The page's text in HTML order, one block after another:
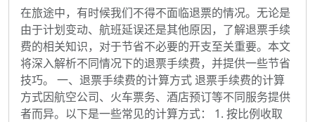
在旅途中，有时候我们不得不面临退票的情况。无论是
由于计划变动、航班延误还是其他原因，了解退票手续
费的相关知识，对于节省不必要的开支至关重要。本文
将深入解析不同情况下的退票手续费，并提供一些节省
技巧。 一、退票手续费的计算方式 退票手续费的计算
方式因航空公司、火车票务、酒店预订等不同服务提供
者而异。以下是一些常见的计算方式： 1. 按比例收取